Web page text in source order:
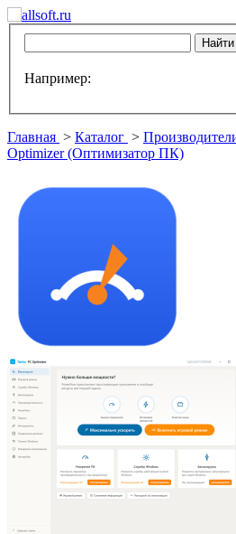
Например:
Главная > Каталог >
Optimizer (Оптимизатор ПК)